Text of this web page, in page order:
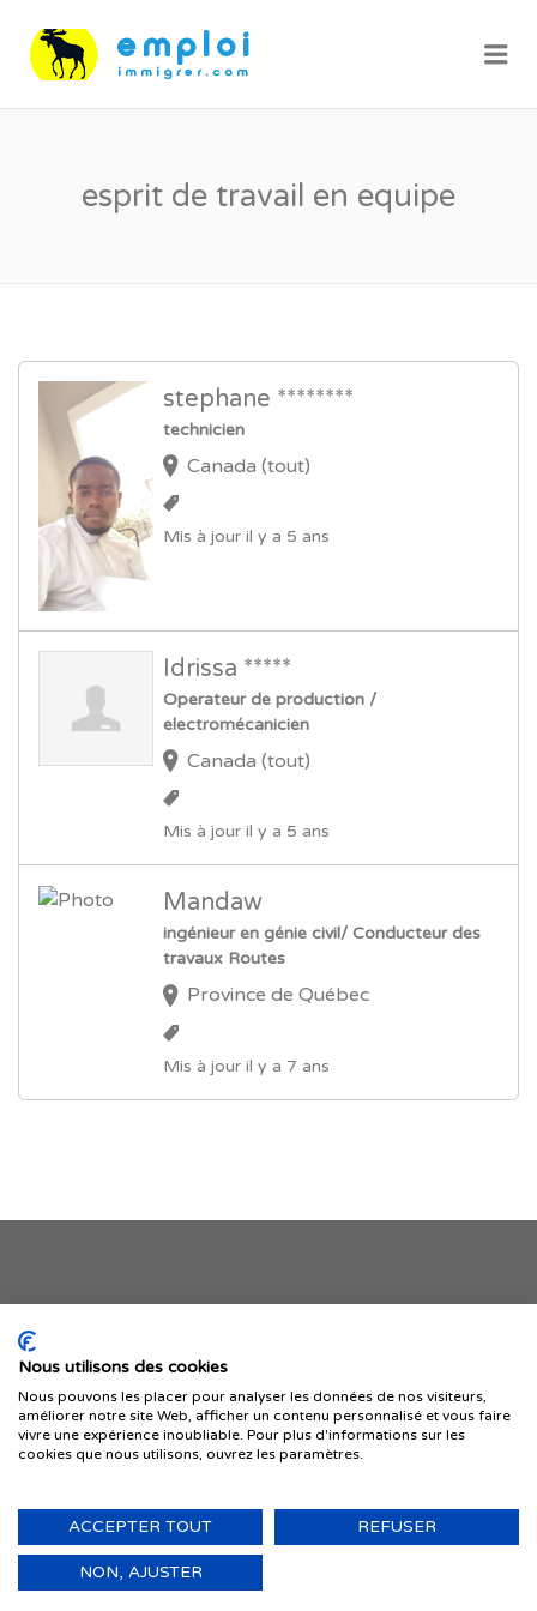
esprit de travail en equipe
stephane ********
technicien
Canada (tout)
Mis à jour il y a 5 ans
Idrissa *****
Operateur de production /
electromécanicien
Canada (tout)
Mis à jour il y a 5 ans
Mandaw
ingénieur en génie civil/ Conducteur des
travaux Routes
Province de Québec
Mis à jour il y a 7 ans
Je publie mon offre
© 1999-2026 IMMIGRER.COM INC. — TOUS DROITS RÉSERVÉS
Nous utilisons des cookies
Nous pouvons les placer pour analyser les données de nos visiteurs,
améliorer notre site Web, afficher un contenu personnalisé et vous faire
vivre une expérience inoubliable. Pour plus d'informations sur les
cookies que nous utilisons, ouvrez les paramètres.
ACCEPTER TOUT REFUSER
NON, AJUSTER